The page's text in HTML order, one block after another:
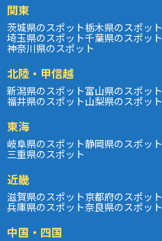
関東
茨城県のスポット栃木県のスポット
埼玉県のスポット千葉県のスポット
神奈川県のスポット
北陸・甲信越
新潟県のスポット富山県のスポット
福井県のスポット山梨県のスポット
東海
岐阜県のスポット静岡県のスポット
三重県のスポット
近畿
滋賀県のスポット京都府のスポット
兵庫県のスポット奈良県のスポット
中国・四国